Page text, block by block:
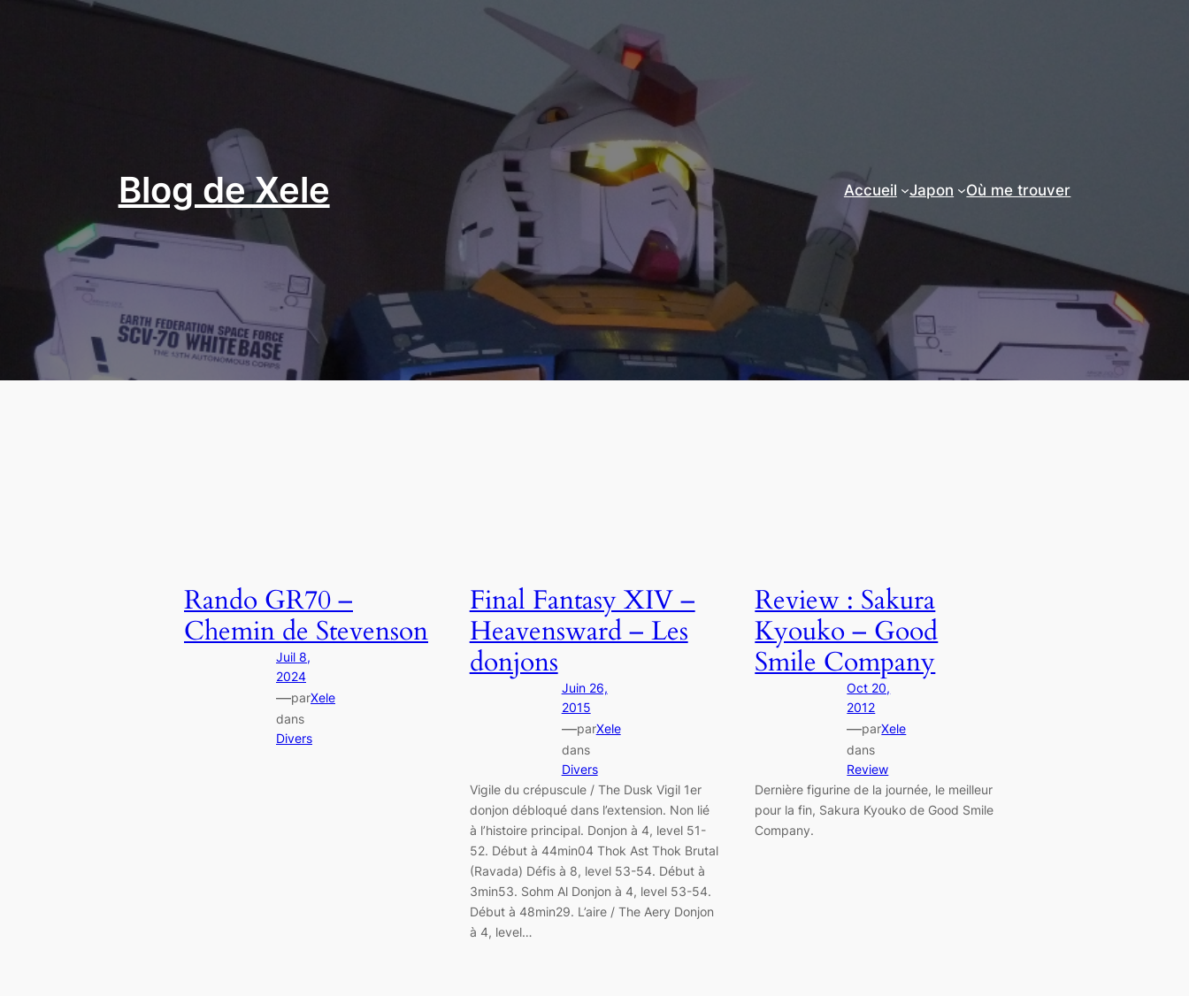
Blog de Xele Accueil Japon Où me trouver
Rando GR70 –
Chemin de Stevenson
Juil 8,
2024
—parXele
dans
Divers
Final Fantasy XIV –
Heavensward – Les
donjons
Juin 26,
2015
—parXele
dans
Divers
Vigile du crépuscule / The Dusk Vigil 1er
donjon débloqué dans l’extension. Non lié
à l’histoire principal. Donjon à 4, level 51-
52. Début à 44min04 Thok Ast Thok Brutal
(Ravada) Défis à 8, level 53-54. Début à
3min53. Sohm Al Donjon à 4, level 53-54.
Début à 48min29. L’aire / The Aery Donjon
à 4, level…
Review : Sakura
Kyouko – Good
Smile Company
Oct 20,
2012
—parXele
dans
Review
Dernière figurine de la journée, le meilleur
pour la fin, Sakura Kyouko de Good Smile
Company.